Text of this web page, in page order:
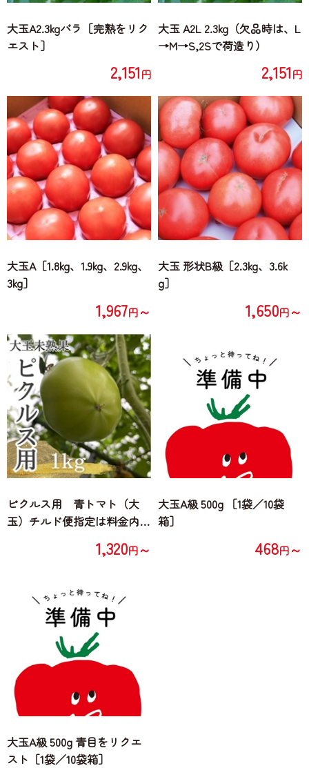
大玉A2.3kgバラ［完熟をリク
エスト］
2,151円
大玉 A2L 2.3kg（欠品時は、L
→M→S,2Sで荷造り）
2,151円
大玉A［1.8kg、1.9kg、2.9kg、
3kg］
1,967円～
大玉 形状B級［2.3kg、3.6k
g］
1,650円～
ピクルス用 青トマト（大
玉）チルド便指定は料金内※
1,320円～
大玉A級 500g ［1袋／10袋
箱］
468円～
大玉A級 500g 青目をリクエ
スト［1袋／10袋箱］